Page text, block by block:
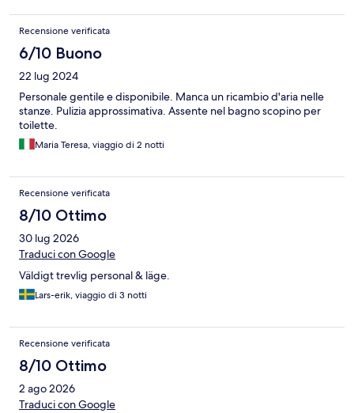
Recensione verificata
6/10 Buono
22 lug 2024
Personale gentile e disponibile. Manca un ricambio d'aria nelle
stanze. Pulizia approssimativa. Assente nel bagno scopino per
toilette.
Maria Teresa, viaggio di 2 notti
Recensione verificata
8/10 Ottimo
30 lug 2026
Traduci con Google
Väldigt trevlig personal & läge.
Lars-erik, viaggio di 3 notti
Recensione verificata
8/10 Ottimo
2 ago 2026
Traduci con Google